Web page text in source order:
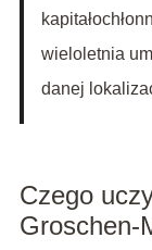
wieloletnia
danej
Czego
Groschen-